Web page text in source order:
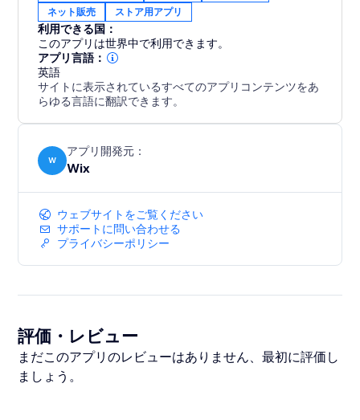
ネット販売
ストア用アプリ
利用できる国：
このアプリは世界中で利用できます。
アプリ言語：
英語
サイトに表示されているすべてのアプリコンテンツをあ
らゆる言語に翻訳できます。
W
アプリ開発元：
Wix
ウェブサイトをご覧ください
サポートに問い合わせる
プライバシーポリシー
評価・レビュー
まだこのアプリのレビューはありません、最初に評価し
ましょう。